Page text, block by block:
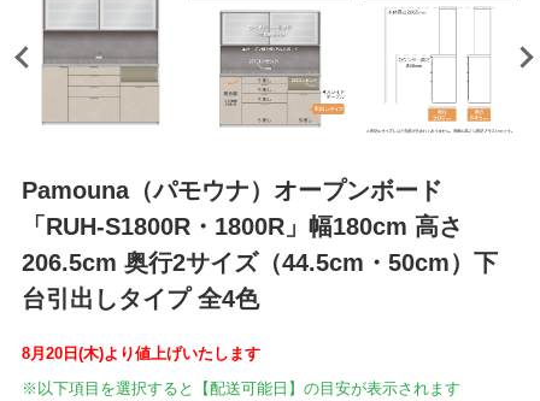
Pamouna（パモウナ）オープンボード
「RUH-S1800R・1800R」幅180cm 高さ
206.5cm 奥行2サイズ（44.5cm・50cm）下
台引出しタイプ 全4色
8月20日(木)より値上げいたします
※以下項目を選択すると【配送可能日】の目安が表示されます